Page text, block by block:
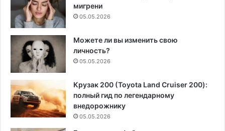
мигрени
05.05.2026
Можете ли вы изменить свою
личность?
05.05.2026
Крузак 200 (Toyota Land Cruiser 200):
полный гид по легендарному
внедорожнику
05.05.2026